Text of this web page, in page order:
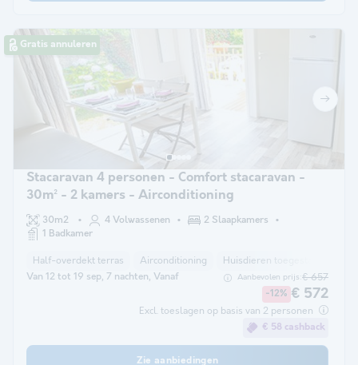
Gratis annuleren
Stacaravan 4 personen - Comfort stacaravan -
30m² - 2 kamers - Airconditioning
30m2 4 Volwassenen
2 Slaapkamers
1 Badkamer
Half-overdekt terras Airconditioning Huisdieren toegestaan *
Van 12 tot 19 sep, 7 nachten, Vanaf Aanbevolen prijs:€ 657
-12% € 572
Excl. toeslagen op basis van 2 personen
€ 58 cashback
Zie aanbiedingen